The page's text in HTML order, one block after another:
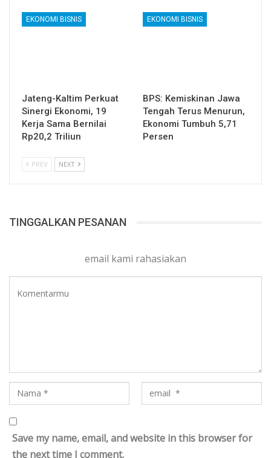
EKONOMI BISNIS
Jateng-Kaltim Perkuat
Sinergi Ekonomi, 19
Kerja Sama Bernilai
Rp20,2 Triliun
EKONOMI BISNIS
BPS: Kemiskinan Jawa
Tengah Terus Menurun,
Ekonomi Tumbuh 5,71
Persen
PREV NEXT
TINGGALKAN PESANAN
email kami rahasiakan
Save my name, email, and website in this browser for
the next time I comment.